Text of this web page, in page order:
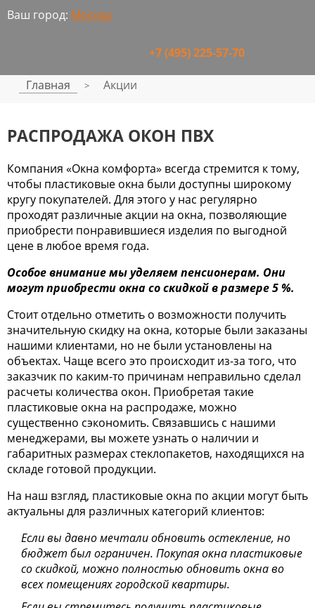
Ваш город: Москва
+7 (495) 225-57-70
Главная > Акции
РАСПРОДАЖА ОКОН ПВХ
Компания «Окна комфорта» всегда стремится к тому,
чтобы пластиковые окна были доступны широкому
кругу покупателей. Для этого у нас регулярно
проходят различные акции на окна, позволяющие
приобрести понравившиеся изделия по выгодной
цене в любое время года.
Особое внимание мы уделяем пенсионерам. Они
могут приобрести окна со скидкой в размере 5 %.
Стоит отдельно отметить о возможности получить
значительную скидку на окна, которые были заказаны
нашими клиентами, но не были установлены на
объектах. Чаще всего это происходит из-за того, что
заказчик по каким-то причинам неправильно сделал
расчеты количества окон. Приобретая такие
пластиковые окна на распродаже, можно
существенно сэкономить. Связавшись с нашими
менеджерами, вы можете узнать о наличии и
габаритных размерах стеклопакетов, находящихся на
складе готовой продукции.
На наш взгляд, пластиковые окна по акции могут быть
актуальны для различных категорий клиентов:
Если вы давно мечтали обновить остекление, но
бюджет был ограничен. Покупая окна пластиковые
со скидкой, можно полностью обновить окна во
всех помещениях городской квартиры.